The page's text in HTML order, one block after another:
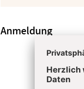
Anmeldung
E-MAIL*
PASSWORT